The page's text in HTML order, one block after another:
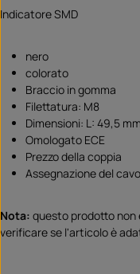
Indicatore SMD
nero
colorato
Braccio in gomma
Filettatura: M8
Dimensioni: L: 49,5
Omologato ECE
Prezzo della coppia
Assegnazione del
Nota: questo prodotto non
verificare se l'articolo è